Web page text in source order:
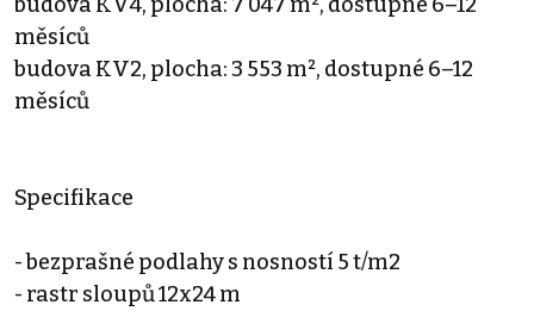
měsíců
budova KV2, plocha: 3 553 m², dostupné 6–12
měsíců
Specifikace
- bezprašné podlahy s nosností 5 t/m2
- rastr sloupů 12x24 m